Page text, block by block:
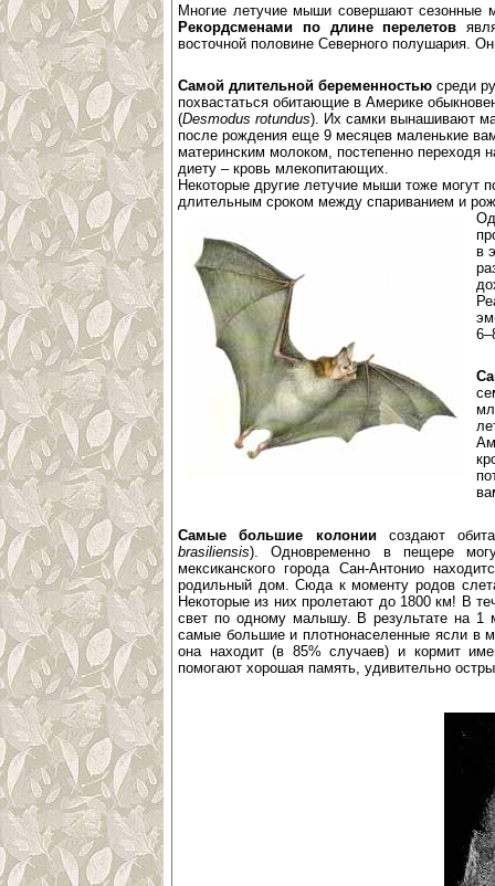
Многие летучие мыши совершают сезонные
Рекордсменами по длине перелетов
восточной половине Северного полушария.
Самой длительной беременностью среди
похвастаться обитающие в Америке
(Desmodus rotundus). Их самки вынашивают
после рождения еще 9 месяцев маленькие
материнским молоком, постепенно переходя
диету – кровь млекопитающих.
Некоторые другие летучие мыши тоже могут
длительным сроком между спариванием и
в
Самые большие колониисоздают
brasiliensis). Одновременно в пещере
мексиканского города Сан-Антонио
родильный дом. Сюда к моменту родов
Некоторые из них пролетают до 1800 км! В
свет по одному малышу. В результате на 1
самые большие и плотнонаселенные ясли в
она находит (в 85% случаев) и кормит
помогают хорошая память, удивительно